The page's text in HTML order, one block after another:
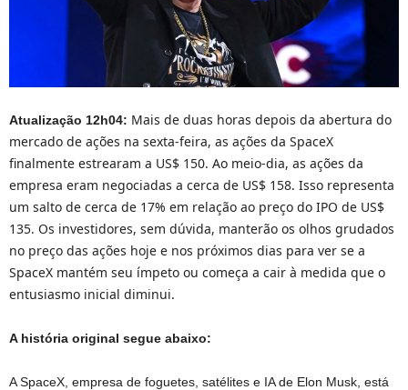
Atualização 12h04: Mais de duas horas depois da abertura do
mercado de ações na sexta-feira, as ações da SpaceX
finalmente estrearam a US$ 150. Ao meio-dia, as ações da
empresa eram negociadas a cerca de US$ 158. Isso representa
um salto de cerca de 17% em relação ao preço do IPO de US$
135. Os investidores, sem dúvida, manterão os olhos grudados
no preço das ações hoje e nos próximos dias para ver se a
SpaceX mantém seu ímpeto ou começa a cair à medida que o
entusiasmo inicial diminui.
A história original segue abaixo:
A SpaceX, empresa de foguetes, satélites e IA de Elon Musk, está